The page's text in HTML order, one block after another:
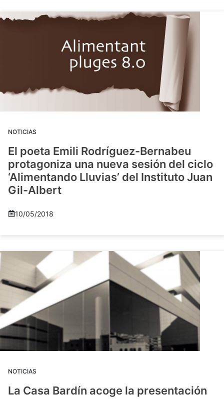
NOTICIAS
El poeta Emili Rodríguez-Bernabeu
protagoniza una nueva sesión del ciclo
‘Alimentando Lluvias’ del Instituto Juan
Gil-Albert
10/05/2018
NOTICIAS
La Casa Bardín acoge la presentación